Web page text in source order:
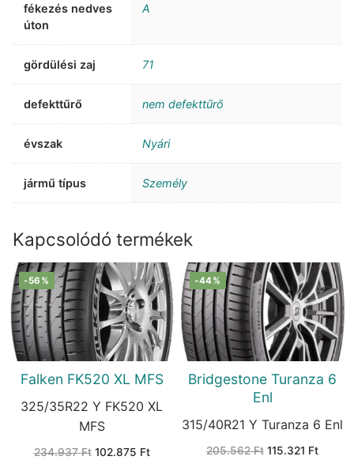
fékezés nedves
úton
A
gördülési zaj 71
defekttűrő nem defekttűrő
évszak Nyári
jármű típus Személy
Kapcsolódó termékek
-56%
Falken FK520 XL MFS
325/35R22 Y FK520 XL
MFS
234.937Ft Original
102.875 FtCurrent
-44%
Bridgestone Turanza 6
Enl
315/40R21 Y Turanza 6 Enl
205.562Ft Original
115.321 Ft